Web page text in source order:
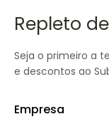
Repleto
Seja o primeiro a
e descontos ao
Empresa